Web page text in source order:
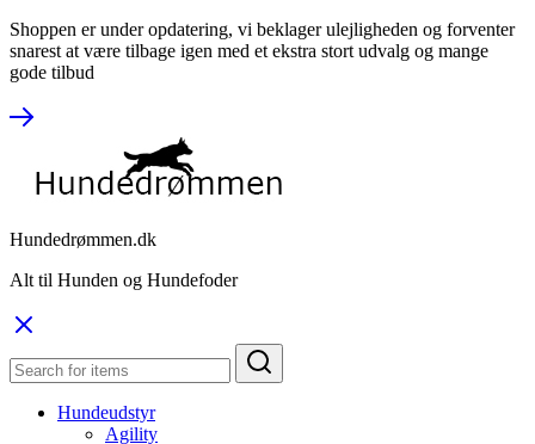
Shoppen er under opdatering, vi beklager ulejligheden og forventer
snarest at være tilbage igen med et ekstra stort udvalg og mange
gode tilbud
Hundedrømmen.dk
Alt til Hunden og Hundefoder
Hundeudstyr
Agility